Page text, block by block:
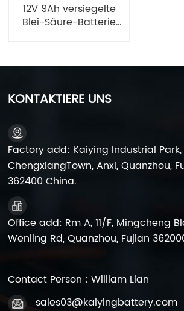
12V 9Ah versiegelte
Blei-Säure-Batterie
KONTAKTIERE UNS
Factory add: Kaiying Industrial Park,
ChengxiangTown, Anxi, Quanzhou,
362400 China.
Office add: Rm A, 11/F, Mingcheng
Wenling Rd, Quanzhou, Fujian
Contact Person : William Lian
sales03@kaiyingbattery.com